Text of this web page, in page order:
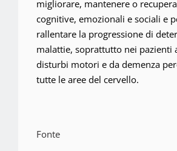
migliorare, mantenere o
cognitive, emozionali e sociali e
rallentare la progressione di
malattie, soprattutto nei pazienti
disturbi motori e da demenza
tutte le aree del cervello.
Fonte